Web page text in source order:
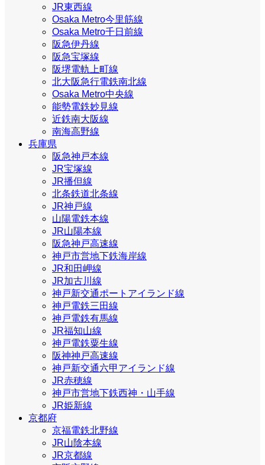
JR東西線
Osaka Metro今里筋線
Osaka Metro千日前線
阪急伊丹線
阪急宝塚線
阪堺電軌上町線
北大阪急行電鉄南北線
Osaka Metro中央線
能勢電鉄妙見線
近鉄南大阪線
南海高野線
兵庫県
阪急神戸本線
JR宝塚線
JR播但線
北条鉄道北条線
JR神戸線
山陽電鉄本線
JR山陽本線
阪急神戸高速線
神戸市営地下鉄海岸線
JR和田岬線
JR加古川線
神戸新交通ポートアイランド線
神戸電鉄三田線
神戸電鉄有馬線
JR福知山線
神戸電鉄粟生線
阪神神戸高速線
神戸新交通六甲アイランド線
JR赤穂線
神戸市営地下鉄西神・山手線
JR姫新線
京都府
京福電鉄北野線
JR山陰本線
JR京都線